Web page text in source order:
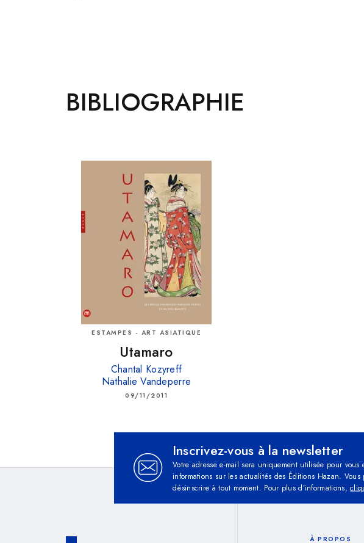
BIBLIOGRAPHIE
ESTAMPES - ART ASIATIQUE
Utamaro
Chantal Kozyreff
Nathalie Vandeperre
09/11/2011
Inscrivez-vous à la newsletter
Votre adresse e-mail sera uniquement utilisée pour vous
informations sur les actualités des Éditions Hazan. Vous
désinscrire à tout moment. Pour plus d’informations,
À PROPOS